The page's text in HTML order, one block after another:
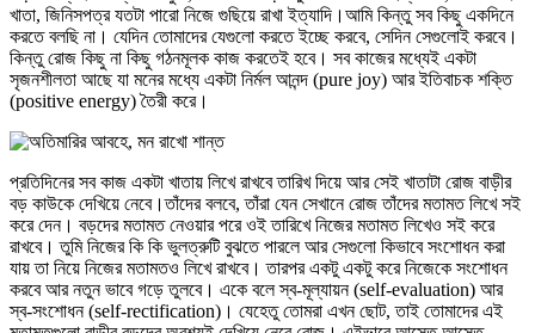
খাতা, জিনিসপত্র যতটা পারো নিজে গুছিয়ে রাখা ইত্যাদি।আমি কিন্তু সব কিছু একদিনে
করতে বলছি না। যেদিন তোমাদের যেগুলো করতে ইচ্ছে করবে, সেদিন সেগুলোই করবে।
কিন্তু রোজ কিছু না কিছু গঠনমূলক কাজ করতেই হবে। সব কাজের মধ্যেই একটা
সৃজনশীলতা আছে যা মনের মধ্যে একটা নির্মল আনন্দ (pure joy) আর ইতিবাচক শক্তি
(positive energy) তৈরী করে।
প্রতিদিনের সব কাজ একটা খাতায় লিখে রাখবে তারিখ দিয়ে আর সেই খাতাটা রোজ বাড়ীর
বড় কাউকে দেখিয়ে নেবে।তাঁদের বলবে, তাঁরা যেন সেখানে রোজ তাঁদের মতামত লিখে সই
করে দেন। বড়দের মতামত নেওয়ার পরে ওই তারিখে নিজের মতামত লিখেও সই করে
রাখবে। তুমি নিজের কি কি ভুলত্রুটি বুঝতে পারলে আর সেগুলো কিভাবে সংশোধন করা
যায় তা নিয়ে নিজের মতামতও লিখে রাখবে। তারপর একটু একটু করে নিজেকে সংশোধন
করবে আর নতুন ভাবে গড়ে তুলবে। একে বলে স্ব-মূল্যায়ন (self-evaluation) আর
স্ব-সংশোধন (self-rectification)। যেহেতু তোমরা এখন ছোট, তাই তোমাদের এই